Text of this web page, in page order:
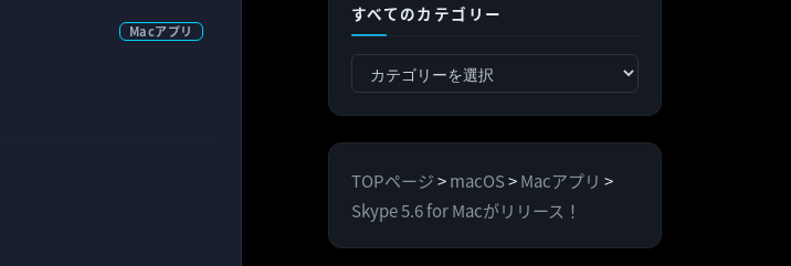
Macアプリ
すべてのカテゴリー
べ
カ
テ
ゴ
TOPページ>macOS>Macアプリ >
Skype 5.6 for Macがリリース！